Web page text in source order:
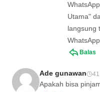
Utama"
langsung
Balas
Ade gunawan
Apakah bisa